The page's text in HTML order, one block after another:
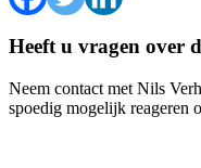
Heeft u vragen over
Neem contact met Nils
spoedig mogelijk reageren